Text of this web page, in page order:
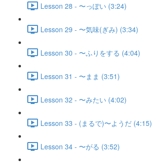
Lesson 28 - 〜っぽい (3:24)
Lesson 29 - 〜気味(ぎみ) (3:34)
Lesson 30 - 〜ふりをする (4:04)
Lesson 31 - 〜まま (3:51)
Lesson 32 - 〜みたい (4:02)
Lesson 33 - (まるで)〜ようだ (4:15)
Lesson 34 - 〜がる (3:52)